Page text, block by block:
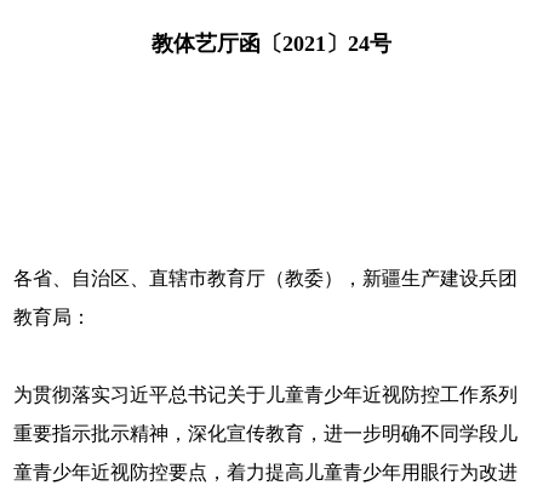
教体艺厅函〔2021〕24号
各省、自治区、直辖市教育厅（教委），新疆生产建设兵团
教育局：
为贯彻落实习近平总书记关于儿童青少年近视防控工作系列
重要指示批示精神，深化宣传教育，进一步明确不同学段儿
童青少年近视防控要点，着力提高儿童青少年用眼行为改进